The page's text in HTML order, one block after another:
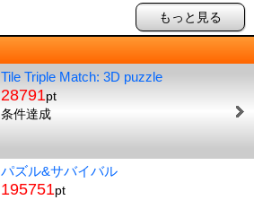
もっと見る
Tile Triple Match: 3D puzzle
28791pt
条件達成
パズル&サバイバル
195751pt